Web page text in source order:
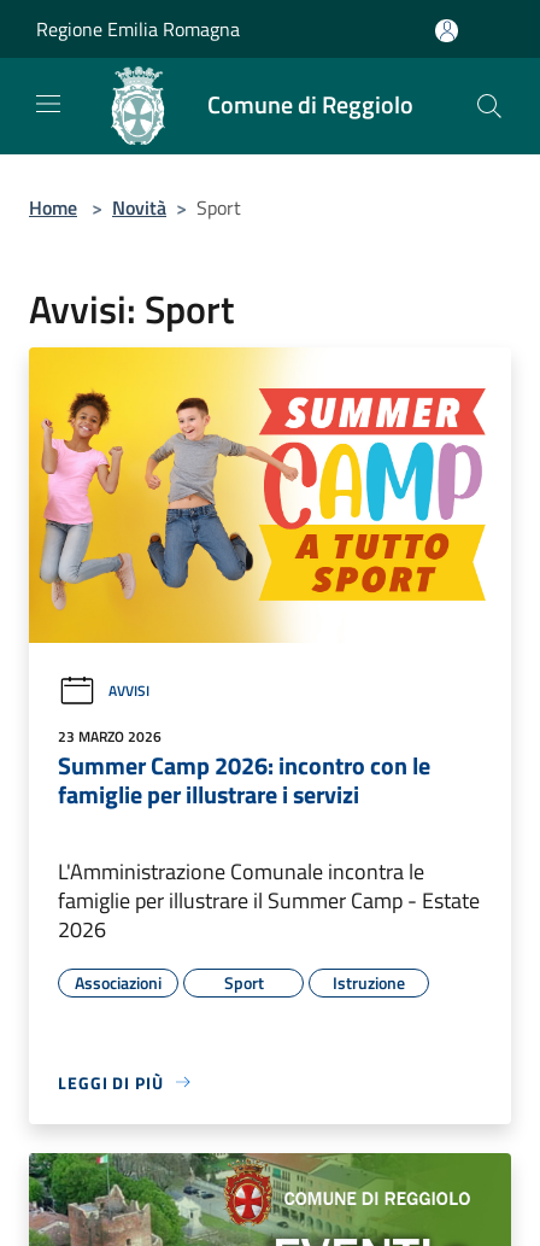
Regione Emilia Romagna
Comune di Reggiolo
Home > Novità > Sport
Avvisi: Sport
AVVISI
23 MARZO 2026
Summer Camp 2026: incontro con le
famiglie per illustrare i servizi
L'Amministrazione Comunale incontra le
famiglie per illustrare il Summer Camp - Estate
2026
Associazioni Sport Istruzione
LEGGI DI PIÙ